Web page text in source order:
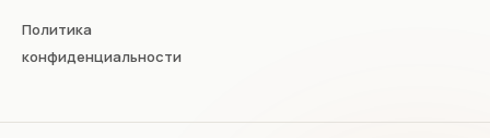
Политика
конфиденциальности